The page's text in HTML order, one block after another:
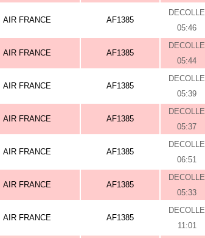
AIR FRANCE AF1385
DECOLLE
05:46
AIR FRANCE AF1385
DECOLLE
05:44
AIR FRANCE AF1385
DECOLLE
05:39
AIR FRANCE AF1385
DECOLLE
05:37
AIR FRANCE AF1385
DECOLLE
06:51
AIR FRANCE AF1385
DECOLLE
05:33
AIR FRANCE AF1385
DECOLLE
11:01